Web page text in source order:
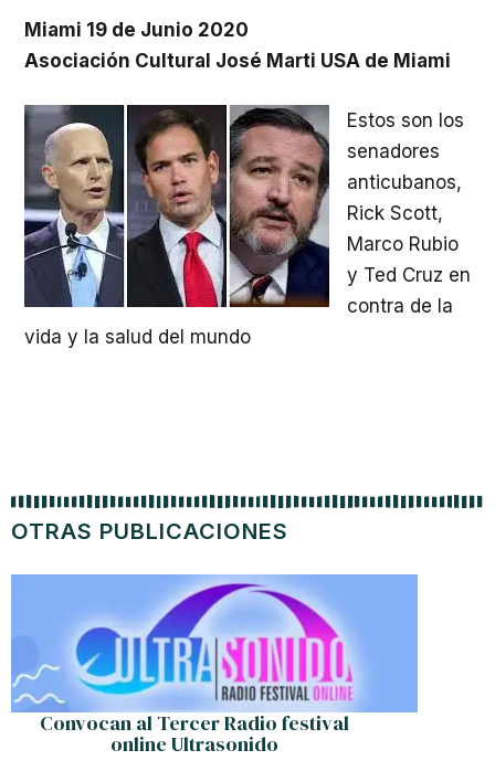
Miami 19 de Junio 2020
Asociación Cultural José Marti USA de Miami
Estos son los
senadores
anticubanos,
Rick Scott,
Marco Rubio
y Ted Cruz en
contra de la
vida y la salud del mundo
OTRAS PUBLICACIONES
Convocan al Tercer Radio festival
online Ultrasonido